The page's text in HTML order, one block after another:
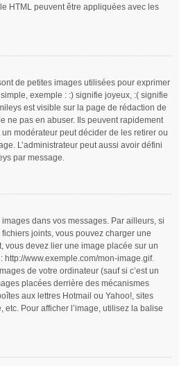
HTML peuvent être appliquées avec les
de petites images utilisées pour exprimer
exemple : :) signifie joyeux, :( signifie
est visible sur la page de rédaction de
ne pas en abuser. Ils peuvent rapidement
modérateur peut décider de les retirer ou
L’administrateur peut aussi avoir défini
par message.
dans vos messages. Par ailleurs, si
fichiers joints, vous pouvez charger une
vous devez lier une image placée sur un
http://www.exemple.com/mon-image.gif.
de votre ordinateur (sauf si c’est un
placées derrière des mécanismes
aux lettres Hotmail ou Yahoo!, sites
etc. Pour afficher l’image, utilisez la balise